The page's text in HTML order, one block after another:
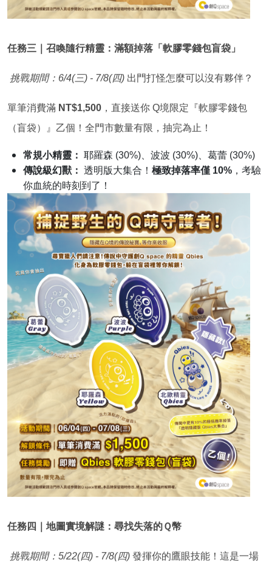
挑戰期間：6/4(三) - 7/8(四)出門打怪怎麼可以沒有夥伴？
單筆消費滿 NT$1,500
，直接送你 Q境限定『軟膠零錢包
（盲袋）』乙個！全門市數量有限，抽完為止！
常規小精靈：耶羅森 (30%)、波波 (30%)、葛蕾 (30%)
傳說級幻獸：透明版大集合！極致掉落率僅 10%
你血統的時刻到了！